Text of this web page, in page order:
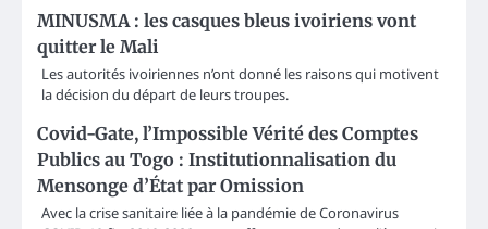
MINUSMA : les casques bleus ivoiriens vont
quitter le Mali
Les autorités ivoiriennes n’ont donné les raisons qui motivent
la décision du départ de leurs troupes.
Covid-Gate, l’Impossible Vérité des Comptes
Publics au Togo : Institutionnalisation du
Mensonge d’État par Omission
Avec la crise sanitaire liée à la pandémie de Coronavirus